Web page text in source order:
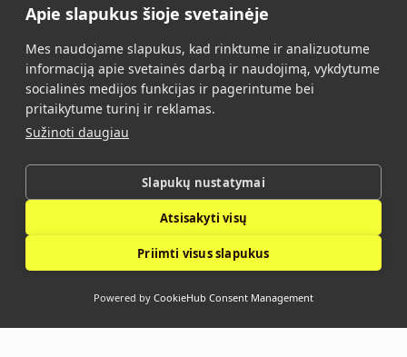
El. paštas:info@vidalis.lt
Pagrindinis Visi produktai
Apie mus Kontaktai
Pirkimo taisyklės
Vidalis © 2026. Visos teisės saugomos.
Apie slapukus šioje svetainėje
Mes naudojame slapukus, kad rinktume ir analizuotume
informaciją apie svetainės darbą ir naudojimą, vykdytume
socialinės medijos funkcijas ir pagerintume bei
pritaikytume turinį ir reklamas.
Sužinoti daugiau
Slapukų nustatymai
Atsisakyti visų
Priimti visus slapukus
Powered by CookieHub Consent Management